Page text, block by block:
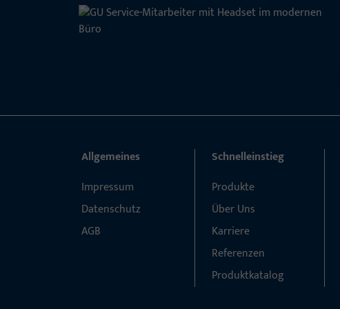
Allgemeines
Impressum
Datenschutz
AGB
Schnelleinstieg
Produkte
Über Uns
Karriere
Referenzen
Produktkatalog